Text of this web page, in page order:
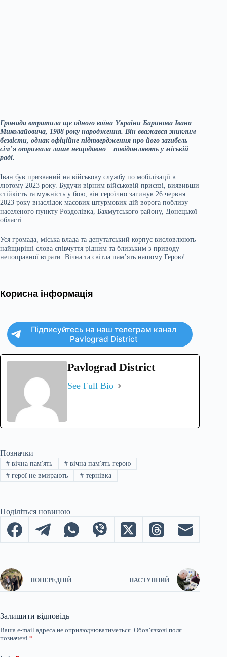
Громада втратила ще одного воїна України Баринова Івана
Миколайовича, 1988 року народження. Він вважався зниклим
безвісти, однак офіційне підтвердження про його загибель
сім’я отримала лише нещодавно – повідомляють у міській
раді.
Іван був призваний на військову службу по мобілізації в
лютому 2023 року. Будучи вірним військовій присязі, виявивши
стійкість та мужність у бою, він героїчно загинув 26 червня
2023 року внаслідок масових штурмових дій ворога поблизу
населеного пункту Роздолівка, Бахмутського району, Донецької
області.
Уся громада, міська влада та депутатський корпус висловлюють
найщиріші слова співчуття рідним та близьким з приводу
непоправної втрати. Вічна та світла пам’ять нашому Герою!
Корисна інформація
Підписуйтесь на наш телеграм канал
Pavlograd District
Pavlograd District
See Full Bio
Позначки
#вічна пам'ять #вічна пам'ять герою
#герої не вмирають #тернівка
Поділіться новиною
ПОПЕРЕДНІЙ НАСТУПНИЙ
Залишити відповідь
Ваша e-mail адреса не оприлюднюватиметься. Обов’язкові поля
позначені *